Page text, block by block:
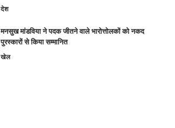
देश
मनसुख मांडविया ने पदक जीतने वाले भारोत्तोलकों को नकद
पुरस्कारों से किया सम्मानित
खेल